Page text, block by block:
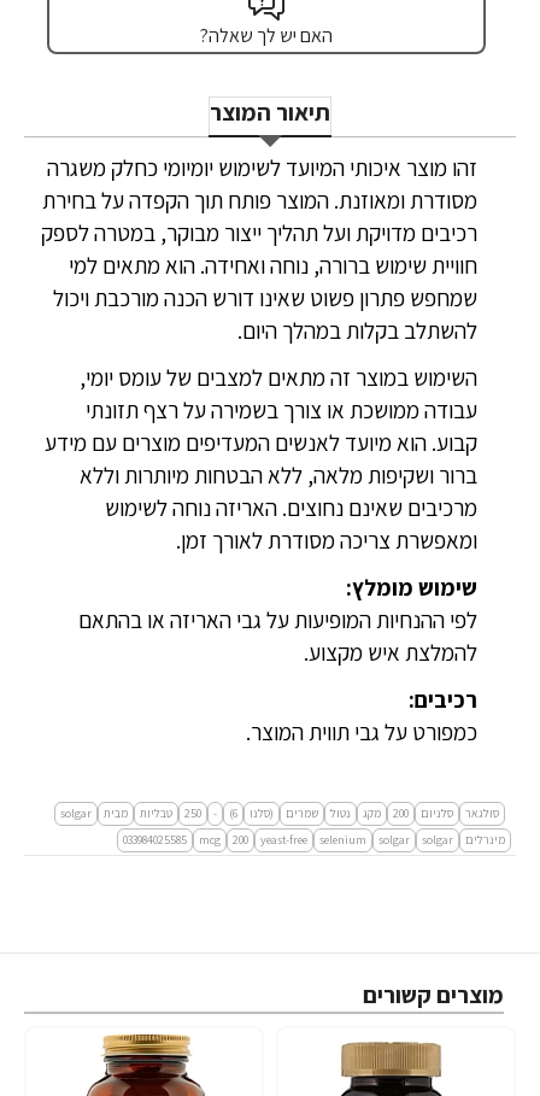
האם יש לך שאלה?
תיאור המוצר
זהו מוצר איכותי המיועד לשימוש יומיומי כחלק משגרה
מסודרת ומאוזנת. המוצר פותח תוך הקפדה על בחירת
רכיבים מדויקת ועל תהליך ייצור מבוקר, במטרה לספק
חוויית שימוש ברורה, נוחה ואחידה. הוא מתאים למי
שמחפש פתרון פשוט שאינו דורש הכנה מורכבת ויכול
להשתלב בקלות במהלך היום.
השימוש במוצר זה מתאים למצבים של עומס יומי,
עבודה ממושכת או צורך בשמירה על רצף תזונתי
קבוע. הוא מיועד לאנשים המעדיפים מוצרים עם מידע
ברור ושקיפות מלאה, ללא הבטחות מיותרות וללא
מרכיבים שאינם נחוצים. האריזה נוחה לשימוש
ומאפשרת צריכה מסודרת לאורך זמן.
שימוש מומלץ:
לפי ההנחיות המופיעות על גבי האריזה או בהתאם
להמלצת איש מקצוע.
רכיבים:
כמפורט על גבי תווית המוצר.
סולגאר סלניום 200 מקג נטול שמרים (סלנו 6)
-
250 טבליות מבית
solgar
מינרלים
solgar
solgar
selenium
yeast-free
200
mcg
033984025585
מוצרים קשורים